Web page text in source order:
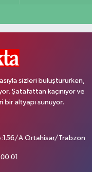
sizleri buluştururken,
Şatafattan kaçınıyor ve
bir altyapı sunuyor.
A Ortahisar/Trabzon
01